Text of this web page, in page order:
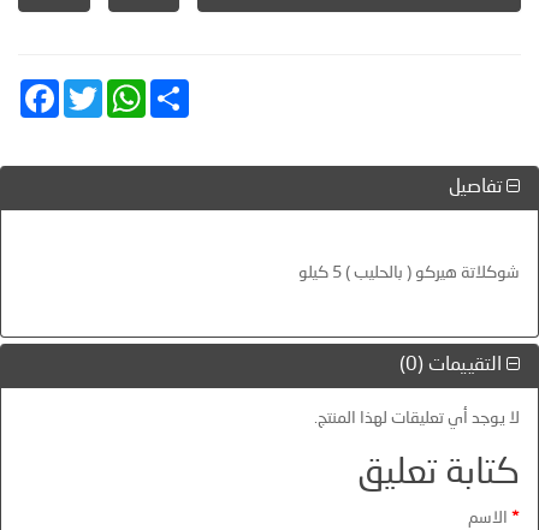
Twitter
WhatsApp Share
تفاصيل
شوكلاتة هيركو ( بالحليب ) 5 كيلو
التقييمات (0)
لا يوجد أي تعليقات لهذا المنتج.
كتابة تعليق
الاسم